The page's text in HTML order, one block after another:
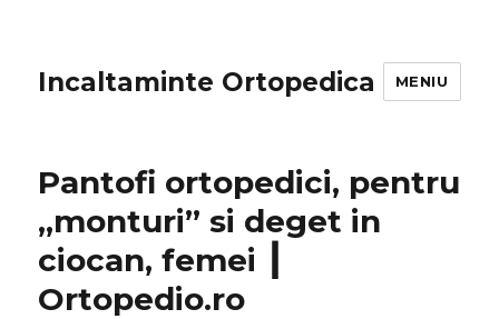
Incaltaminte Ortopedica MENIU
Pantofi ortopedici, pentru
„monturi” si deget in
ciocan, femei ┃
Ortopedio.ro